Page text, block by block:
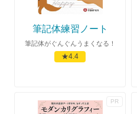
筆記体練習ノート
筆記体がぐんぐんうまくなる！
★4.4